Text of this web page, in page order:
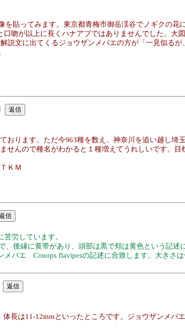
貼ってみます。東京都青梅市御岳渓谷でノギクの花
吻が以上に長くハナアブではありませんでした。大
説文に出てくるジョウザンメバエの方が「一見似る
おります。ただ今963種を数え、神奈川を追い越し埼
せんので種名がわかると１種増えてうれしいです。目
ＫＭ
労しています。
後縁に黄帯があり、頭部は黒で頬は黄色という記述
バエ Conops flavipesの記述に合致します。大きさ
長は11-12mmといったところです。ジョウザンメバ